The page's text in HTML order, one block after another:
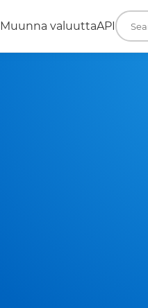
Muunna valuuttaAPI